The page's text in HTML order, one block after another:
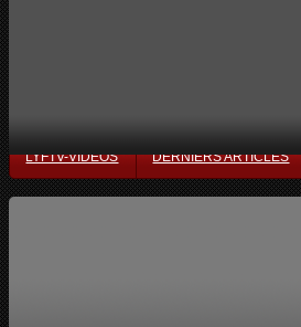
LYFTV-VIDÉOS DERNIERS ARTICLES